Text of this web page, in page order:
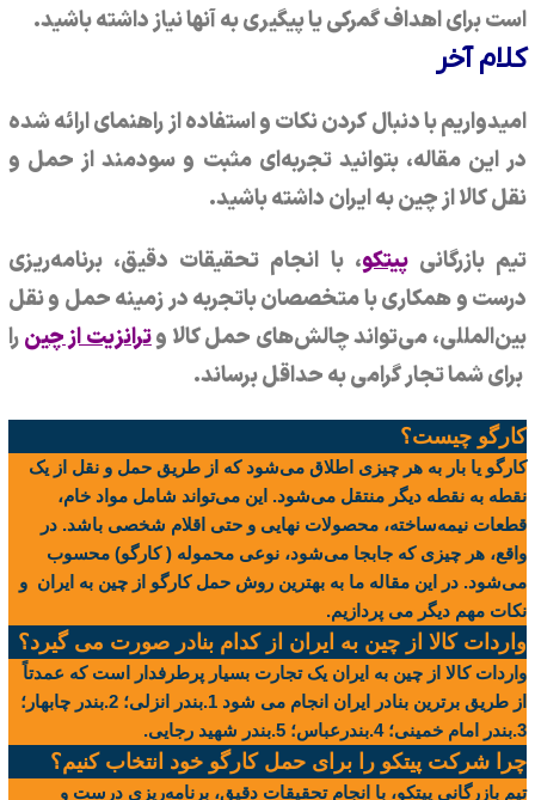
است برای اهداف گمرکی یا پیگیری به آنها نیاز داشته باشید.
کلام آخر
امیدواریم با دنبال کردن نکات و استفاده از راهنمای ارائه شده
در این مقاله، بتوانید تجربه‌ای مثبت و سودمند از حمل و
نقل کالا از چین به ایران داشته باشید.
تیم بازرگانیپیتکو، با انجام تحقیقات دقیق، برنامه‌ریزی
درست و همکاری با متخصصان باتجربه در زمینه حمل و نقل
بین‌المللی، می‌تواند چالش‌های حمل کالا وترانزیت از چینرا
برای شما تجار گرامی به حداقل برساند.
کارگو چیست؟
کارگو یا بار به هر چیزی اطلاق می‌شود که از طریق حمل و نقل از یک
نقطه به نقطه دیگر منتقل می‌شود. این می‌تواند شامل مواد خام،
قطعات نیمه‌ساخته، محصولات نهایی و حتی اقلام شخصی باشد. در
واقع، هر چیزی که جابجا می‌شود، نوعی محموله ( کارگو) محسوب
می‌شود. در این مقاله ما به بهترین روش حمل کارگو از چین به ایران و
نکات مهم دیگر می پردازیم.
واردات کالا از چین به ایران از کدام بنادر صورت می گیرد؟
واردات کالا از چین به ایران یک تجارت بسیار پرطرفدار است که عمدتاً
از طریق برترین بنادر ایران انجام می شود 1.بندر انزلی؛ 2.بندر چابهار؛
3.بندر امام خمینی؛ 4.بندرعباس؛ 5.بندر شهید رجایی.
چرا شرکت پیتکو را برای حمل کارگو خود انتخاب کنیم؟
تیم بازرگانی پیتکو، با انجام تحقیقات دقیق، برنامه‌ریزی درست و